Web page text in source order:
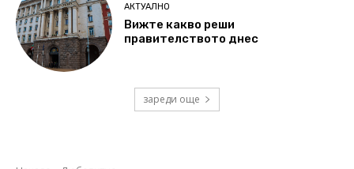
АКТУАЛНО
Вижте какво реши
правителството днес
зареди още